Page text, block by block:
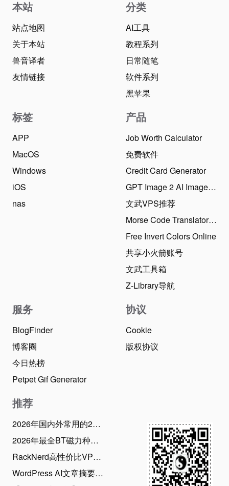
本站
站点地图
关于本站
兽音译者
友情链接
分类
AI工具
教程系列
日常随笔
软件系列
黑苹果
标签
APP
MacOS
Windows
iOS
nas
产品
Job Worth Calculator
免费软件
Credit Card Generator
GPT Image 2 AI Image Generator
文武VPS推荐
Morse Code Translator Online
Free Invert Colors Online
共享小火箭账号
文武工具箱
Z-Library导航
服务
BlogFinder
博客圈
今日热榜
Petpet Gif Generator
协议
Cookie
版权协议
推荐
2026年国内外常用的28款BT磁力下载工具推荐：老司机必备！
2026年最全BT磁力种子搜索引擎网站，资源应有尽有
RackNerd高性价比VPS优惠码和最新2026年6月促销活动整理（2026年6月22日）
WordPress AI文章摘要生成插件使用指南，支持20款AI大模型、批量生成摘要